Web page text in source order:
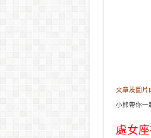
文章及圖片
小熊帶你一
處女